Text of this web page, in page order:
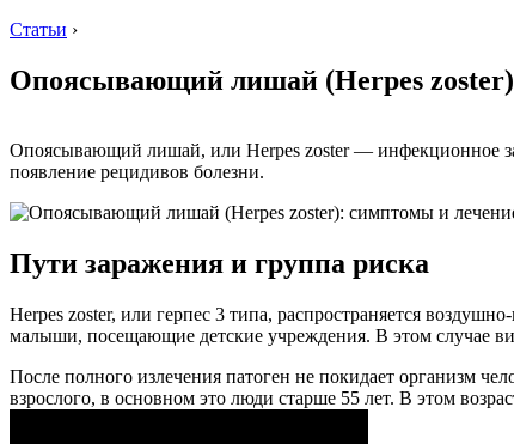
Статьи ›
Опоясывающий лишай (Herpes
Опоясывающий лишай, или Herpes zoster — инфекционное
появление рецидивов болезни.
Пути заражения и группа риска
Herpes zoster, или герпес 3 типа, распространяется
малыши, посещающие детские учреждения. В этом случае
После полного излечения патоген не покидает организм
взрослого, в основном это люди старше 55 лет. В этом